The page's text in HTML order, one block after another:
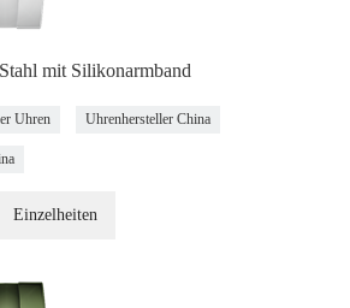
mit Silikonarmband
Uhren Uhrenhersteller China
Einzelheiten